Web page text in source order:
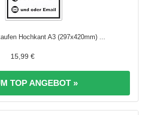
Hochkant A3 (297x420mm) ...
15,99 €
TOP ANGEBOT »